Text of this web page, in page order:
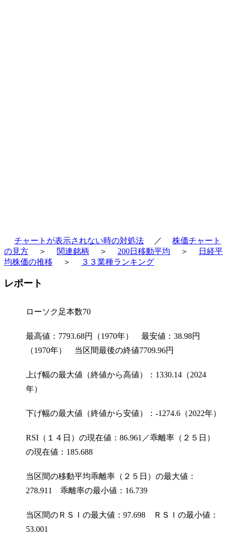
チャートが表示されない時の対処法 ／
株価チャート
の見方
＞ 関連銘柄 ＞ 200日移動平均 ＞
日経平
均株価の推移
＞ ３３業種ランキング
レポート
ローソク足本数70
最高値：7793.68円（1970年） 最安値：38.98円
（1970年） 当区間最後の終値7709.96円
上げ幅の最大値（終値から高値）：1330.14（2024
年）
下げ幅の最大値（終値から安値）：-1274.6（2022年）
RSI（１４日）の現在値：86.961／乖離率（２５日）
の現在値：185.688
当区間の移動平均乖離率（２５日）の最大値：
278.911 乖離率の最小値：16.739
当区間のＲＳＩの最大値：97.698 ＲＳＩの最小値：
53.001